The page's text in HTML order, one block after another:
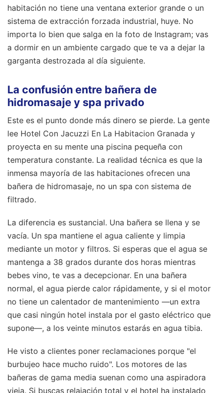
habitación no tiene una ventana exterior grande o un
sistema de extracción forzada industrial, huye. No
importa lo bien que salga en la foto de Instagram; vas
a dormir en un ambiente cargado que te va a dejar la
garganta destrozada al día siguiente.
La confusión entre bañera de
hidromasaje y spa privado
Este es el punto donde más dinero se pierde. La gente
lee Hotel Con Jacuzzi En La Habitacion Granada y
proyecta en su mente una piscina pequeña con
temperatura constante. La realidad técnica es que la
inmensa mayoría de las habitaciones ofrecen una
bañera de hidromasaje, no un spa con sistema de
filtrado.
La diferencia es sustancial. Una bañera se llena y se
vacía. Un spa mantiene el agua caliente y limpia
mediante un motor y filtros. Si esperas que el agua se
mantenga a 38 grados durante dos horas mientras
bebes vino, te vas a decepcionar. En una bañera
normal, el agua pierde calor rápidamente, y si el motor
no tiene un calentador de mantenimiento —un extra
que casi ningún hotel instala por el gasto eléctrico que
supone—, a los veinte minutos estarás en agua tibia.
He visto a clientes poner reclamaciones porque "el
burbujeo hace mucho ruido". Los motores de las
bañeras de gama media suenan como una aspiradora
vieja. Si buscas relajación total y el hotel ha instalado